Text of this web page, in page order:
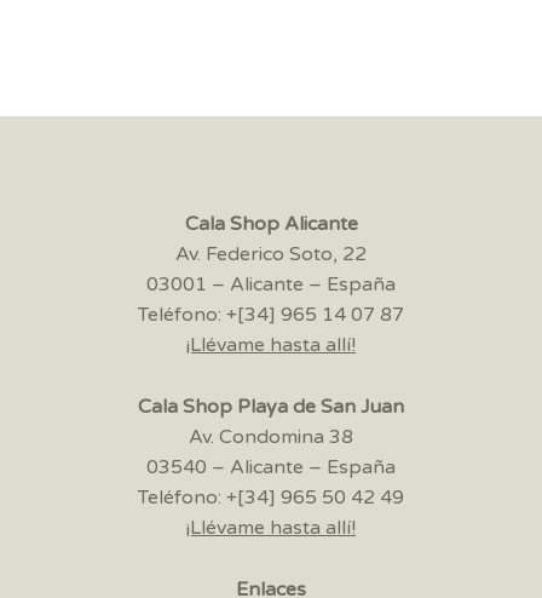
Cala Shop Alicante
Av. Federico Soto, 22
03001 – Alicante – España
Teléfono: +[34] 965 14 07 87
¡Llévame hasta allí!
Cala Shop Playa de San Juan
Av. Condomina 38
03540 – Alicante – España
Teléfono: +[34] 965 50 42 49
¡Llévame hasta allí!
Enlaces